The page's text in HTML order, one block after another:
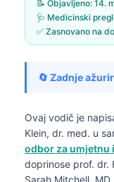
📝 Objavljeno: 14.
🩺 Medicinski
✅ Zasnovano na
🔄 Zadnje
Ovaj vodič je
Klein, dr. med. u
odbor za umjetnu
doprinose prof. dr.
Sarah Mitchell, MD,